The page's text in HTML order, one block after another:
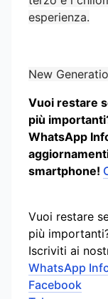
esperienza.
New
Vuoi restare
più
WhatsApp
smartphone!
Vuoi restare
più
Iscriviti ai
WhatsApp
Facebook